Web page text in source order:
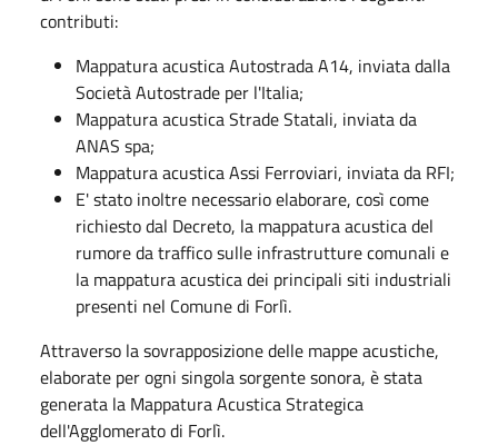
contributi:
Mappatura acustica Autostrada A14, inviata dalla
Società Autostrade per l'Italia;
Mappatura acustica Strade Statali, inviata da
ANAS spa;
Mappatura acustica Assi Ferroviari, inviata da RFI;
E' stato inoltre necessario elaborare, così come
richiesto dal Decreto, la mappatura acustica del
rumore da traffico sulle infrastrutture comunali e
la mappatura acustica dei principali siti industriali
presenti nel Comune di Forlì.
Attraverso la sovrapposizione delle mappe acustiche,
elaborate per ogni singola sorgente sonora, è stata
generata la Mappatura Acustica Strategica
dell'Agglomerato di Forlì.